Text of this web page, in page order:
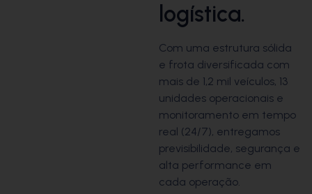
logística.
Com uma estrutura sólida
e frota diversificada com
mais de 1,2 mil veículos, 13
unidades operacionais e
monitoramento em tempo
real (24/7), entregamos
previsibilidade, segurança e
alta performance em
cada operação.